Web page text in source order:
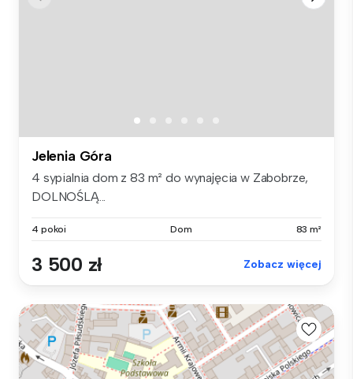
Jelenia Góra
4 sypialnia dom z 83 m² do wynajęcia w Zabobrze,
DOLNOŚLĄ...
4 pokoi Dom 83 m²
3 500 zł Zobacz więcej